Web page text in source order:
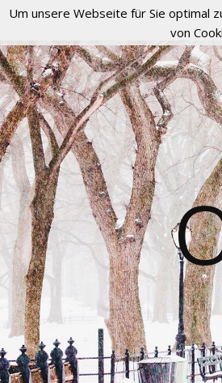
Um unsere Webseite für Sie optimal
von